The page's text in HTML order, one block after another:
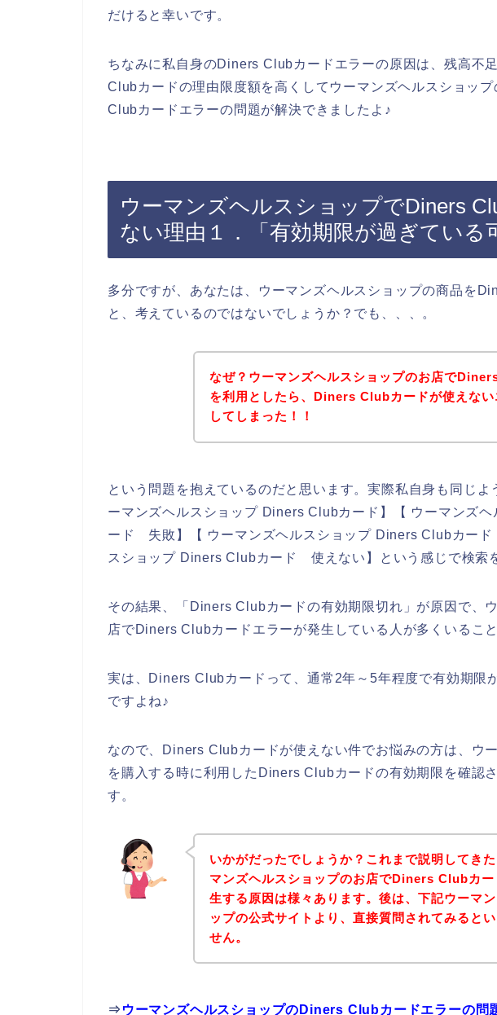
だけると幸いです。
ちなみに私自身のDiners Clubカードエラーの原因は、残高不
Clubカードの理由限度額を高くしてウーマンズヘルスショッ
Clubカードエラーの問題が解決できましたよ♪
ウーマンズヘルスショップでDiners
ない理由１．「有効期限が過ぎている
多分ですが、あなたは、ウーマンズヘルスショップの商品を
と、考えているのではないでしょうか？でも、、、。
なぜ？ウーマンズヘルスショップのお店で
を利用としたら、Diners Clubカードが使えない
してしまった！！
という問題を抱えているのだと思います。実際私自身も同じよ
ーマンズヘルスショップ Diners Clubカード】【 ウーマンズ
ード 失敗】【 ウーマンズヘルスショップ Diners Clubカー
スショップ Diners Clubカード 使えない】という感じで検索
その結果、「Diners Clubカードの有効期限切れ」が原因で、
店でDiners Clubカードエラーが発生している人が多くいるこ
実は、Diners Clubカードって、通常2年～5年程度で有効期限
ですよね♪
なので、Diners Clubカードが使えない件でお悩みの方は、ウ
を購入する時に利用したDiners Clubカードの有効期限を確認
す。
いかがだったでしょうか？これまで説明してき
マンズヘルスショップのお店でDiners Clubカー
生する原因は様々あります。後は、下記ウーマ
ップの公式サイトより、直接質問されてみると
せん。
⇒ ウーマンズヘルスショップのDiners Clubカードエラーの問